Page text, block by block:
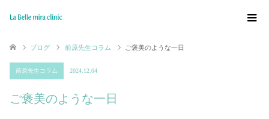
ブログ 前原先生コラム ご褒美のような一日
前原先生コラム 2024.12.04
ご褒美のような一日